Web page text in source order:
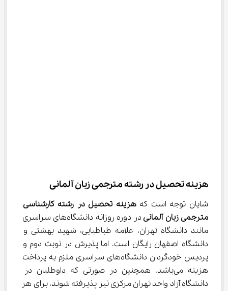
هزینه تحصیل در رشته مترجمی زبان آلمانی
شایان توجه است که هزینه تحصیل در رشته کارشناسی
مترجمی زبان آلمانی
در دوره روزانه دانشگاه‌های سراسری
مانند دانشگاه تهران، علامه طباطبایی، شهید بهشتی و
دانشگاه اصفهان رایگان است. اما پذیرش در نوبت دوم و
پردیس خودگردان دانشگاه‌های سراسری ملزم به پرداخت
هزینه می‌باشد. همچنین در صورتی که داوطلبان در
دانشگاه آزاد واحد تهران مرکزی نیز پذیرفته شوند، برای هر